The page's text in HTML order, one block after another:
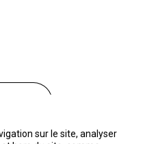
sur le site, analyser